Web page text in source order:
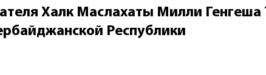
Халк Маслахаты Милли Генгеша
Республики